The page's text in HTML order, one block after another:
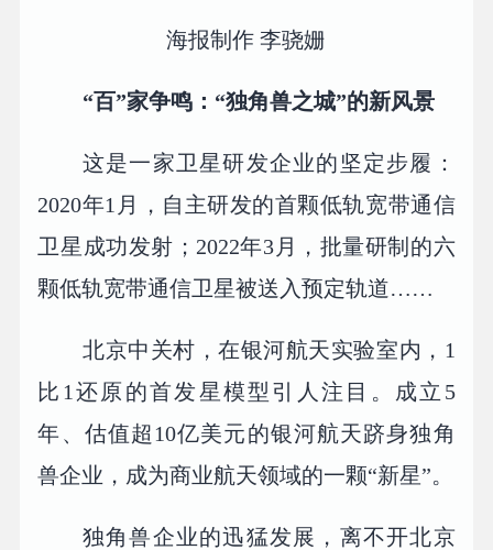
海报制作 李骁姗
“百”家争鸣：“独角兽之城”的新风景
这是一家卫星研发企业的坚定步履：
2020年1月，自主研发的首颗低轨宽带通信
卫星成功发射；2022年3月，批量研制的六
颗低轨宽带通信卫星被送入预定轨道……
北京中关村，在银河航天实验室内，1
比1还原的首发星模型引人注目。成立5
年、估值超10亿美元的银河航天跻身独角
兽企业，成为商业航天领域的一颗“新星”。
独角兽企业的迅猛发展，离不开北京